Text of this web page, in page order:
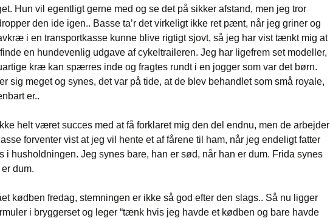
Hun vil egentligt gerne med og se det på sikker afstand, men jeg tror
den ide igen.. Basse ta’r det virkeligt ikke ret pænt, når jeg griner og
i en transportkasse kunne blive rigtigt sjovt, så jeg har vist tænkt mig at
en hundevenlig udgave af cykeltraileren. Jeg har ligefrem set modeller,
kræ kan spærres inde og fragtes rundt i en jogger som var det børn.
sig meget og synes, det var på tide, at de blev behandlet som små royale,
er..
helt været succes med at få forklaret mig den del endnu, men de arbejder
forventer vist at jeg vil hente et af fårene til ham, når jeg endeligt fatter
i husholdningen. Jeg synes bare, han er sød, når han er dum. Frida synes
dum.
kødben fredag, stemningen er ikke så god efter den slags.. Så nu ligger
i bryggerset og leger “tænk hvis jeg havde et kødben og bare havde